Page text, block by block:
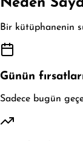
Neden
Bir kütüphanenin
Günün
Sadece bugün